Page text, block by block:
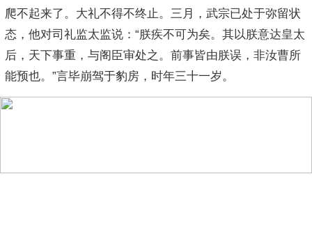
爬不起来了。大礼不得不终止。三月，武宗已处于弥留状
态，他对司礼监太监说：“朕疾不可为矣。其以朕意达皇太
后，天下事重，与阁臣审处之。前事皆由朕误，非汝曹所
能预也。”言毕崩驾于豹房，时年三十一岁。